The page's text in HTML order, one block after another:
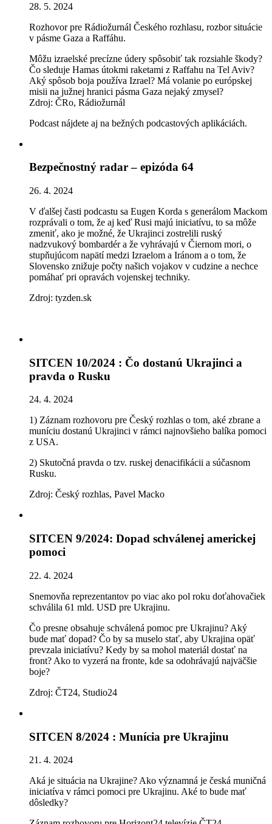
28. 5. 2024
Rozhovor pre Rádiožurnál Českého rozhlasu, rozbor situácie
v pásme Gaza a Raffáhu.
Môžu izraelské precízne údery spôsobiť tak rozsiahle škody?
Čo sleduje Hamas útokmi raketami z Raffahu na Tel Aviv?
Aký spôsob boja používa Izrael? Má volanie po európskej
misii na južnej hranici pásma Gaza nejaký zmysel?
Zdroj: ČRo, Rádiožurnál
Podcast nájdete aj na bežných podcastových aplikáciách.
Bezpečnostný radar – epizóda 64
26. 4. 2024
V ďalšej časti podcastu sa Eugen Korda s generálom Mackom
rozprávali o tom, že aj keď Rusi majú iniciatívu, to sa môže
zmeniť, ako je možné, že Ukrajinci zostrelili ruský
nadzvukový bombardér a že vyhrávajú v Čiernom mori, o
stupňujúcom napätí medzi Izraelom a Iránom a o tom, že
Slovensko znižuje počty našich vojakov v cudzine a nechce
pomáhať pri opravách vojenskej techniky.
Zdroj: tyzden.sk
SITCEN 10/2024 : Čo dostanú Ukrajinci a
pravda o Rusku
24. 4. 2024
1) Záznam rozhovoru pre Český rozhlas o tom, aké zbrane a
muníciu dostanú Ukrajinci v rámci najnovšieho balíka pomoci
z USA.
2) Skutočná pravda o tzv. ruskej denacifikácii a súčasnom
Rusku.
Zdroj: Český rozhlas, Pavel Macko
SITCEN 9/2024: Dopad schválenej americkej
pomoci
22. 4. 2024
Snemovňa reprezentantov po viac ako pol roku doťahovačiek
schválila 61 mld. USD pre Ukrajinu.
Čo presne obsahuje schválená pomoc pre Ukrajinu? Aký
bude mať dopad? Čo by sa muselo stať, aby Ukrajina opäť
prevzala iniciatívu? Kedy by sa mohol materiál dostať na
front? Ako to vyzerá na fronte, kde sa odohrávajú najväčšie
boje?
Zdroj: ČT24, Studio24
SITCEN 8/2024 : Munícia pre Ukrajinu
21. 4. 2024
Aká je situácia na Ukrajine? Ako významná je česká muničná
iniciatíva v rámci pomoci pre Ukrajinu. Aké to bude mať
dôsledky?